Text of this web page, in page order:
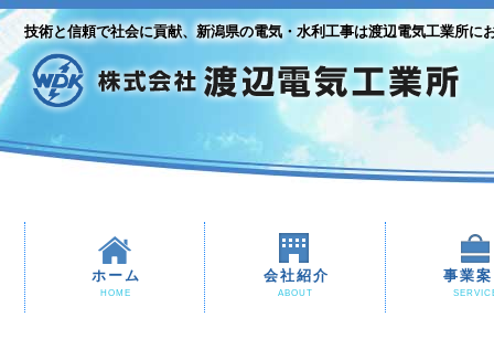
技術と信頼で社会に貢献、新潟県の電気・水利工事は渡辺電気工業所に
ホーム
HOME
会社紹介
ABOUT
事業